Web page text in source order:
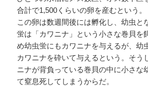
合計で1,500くらいの卵を産むという。
この卵は数週間後には孵化し、幼虫と
蛍は「カワニナ」という小さな巻貝を
め幼虫蛍にもカワニナを与えるが、幼
カワニナを砕いて与えるという。そう
ニナが背負っている巻貝の中に小さな
て窒息死してしまうからだ。